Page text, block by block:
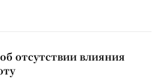
отсутствии влияния